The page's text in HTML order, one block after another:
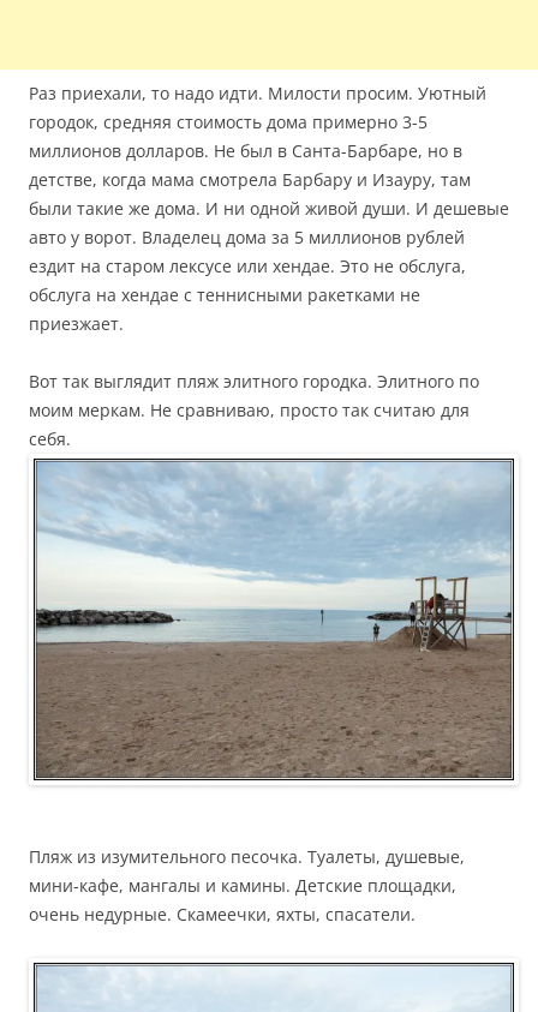
Раз приехали, то надо идти. Милости просим. Уютный
городок, средняя стоимость дома примерно 3-5
миллионов долларов. Не был в Санта-Барбаре, но в
детстве, когда мама смотрела Барбару и Изауру, там
были такие же дома. И ни одной живой души. И дешевые
авто у ворот. Владелец дома за 5 миллионов рублей
ездит на старом лексусе или хендае. Это не обслуга,
обслуга на хендае с теннисными ракетками не
приезжает.
Вот так выглядит пляж элитного городка. Элитного по
моим меркам. Не сравниваю, просто так считаю для
себя.
Пляж из изумительного песочка. Туалеты, душевые,
мини-кафе, мангалы и камины. Детские площадки,
очень недурные. Скамеечки, яхты, спасатели.